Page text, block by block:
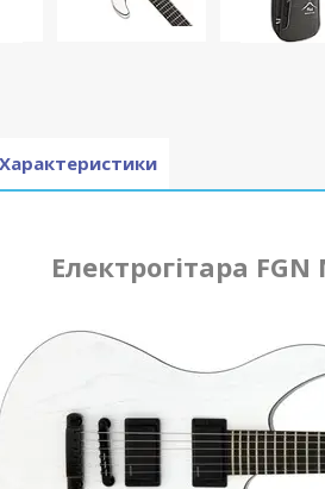
Характеристики
Електрогітара FGN